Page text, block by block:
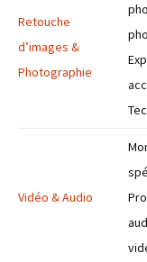
Retouche
d’images &
Photographie
Vidéo & Audio